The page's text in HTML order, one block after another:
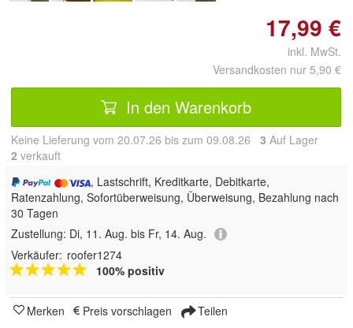
17,99 €
inkl. MwSt.
Versandkosten nur 5,90 €
In den Warenkorb
Keine Lieferung vom 20.07.26 bis zum 09.08.26 3 Auf Lager
2 verkauft
, Lastschrift, Kreditkarte, Debitkarte,
Ratenzahlung, Sofortüberweisung, Überweisung, Bezahlung nach
30 Tagen
Zustellung: Di, 11. Aug. bis Fr, 14. Aug.
Verkäufer: roofer1274
100% positiv
Merken Preis vorschlagen Teilen